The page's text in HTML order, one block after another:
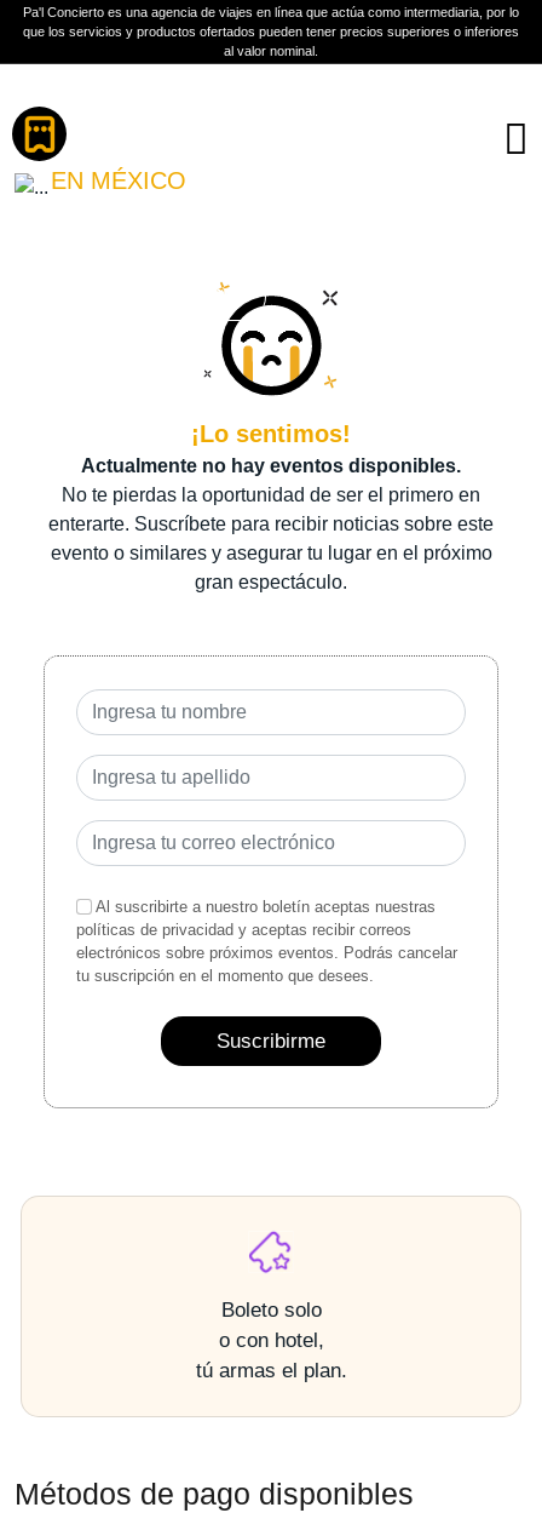
Pa'l Concierto es una agencia de viajes en línea que actúa como intermediaria, por lo
que los servicios y productos ofertados pueden tener precios superiores o inferiores
al valor nominal.
FONSECA
EN MÉXICO
Más información
¡Lo sentimos!
Actualmente no hay eventos disponibles.
No te pierdas la oportunidad de ser el primero en
enterarte. Suscríbete para recibir noticias sobre este
evento o similares y asegurar tu lugar en el próximo
gran espectáculo.
Al suscribirte a nuestro boletín aceptas nuestras
políticas de privacidad y aceptas recibir correos
electrónicos sobre próximos eventos. Podrás cancelar
tu suscripción en el momento que desees.
Suscribirme
Boleto solo
o con hotel,
tú armas el plan.
Métodos de pago disponibles